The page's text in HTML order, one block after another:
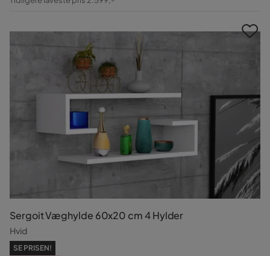
Sergoit Væghylde 60x20 cm 4 Hylder
Hvid
SE PRISEN!